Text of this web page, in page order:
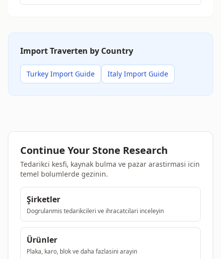
Import Traverten by Country
Turkey Import Guide Italy Import Guide
Continue Your Stone Research
Tedarikci kesfi, kaynak bulma ve pazar arastirmasi icin
temel bolumlerde gezinin.
Şirketler
Dogrulanmis tedarikcileri ve ihracatcilari inceleyin
Ürünler
Plaka, karo, blok ve daha fazlasini arayin